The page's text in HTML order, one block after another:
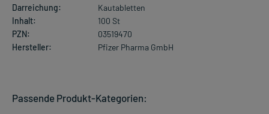
Darreichung:
Kautabletten
Inhalt:
100 St
PZN:
03519470
Hersteller:
Pfizer Pharma GmbH
Passende Produkt-Kategorien: